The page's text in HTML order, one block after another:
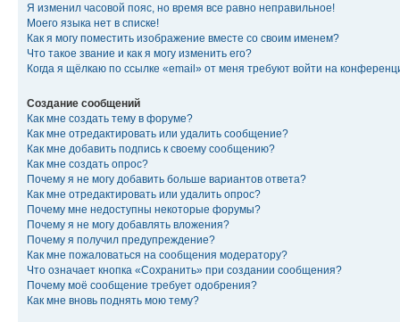
Я изменил часовой пояс, но время все равно неправильное!
Моего языка нет в списке!
Как я могу поместить изображение вместе со своим именем?
Что такое звание и как я могу изменить его?
Когда я щёлкаю по ссылке «email» от меня требуют войти на
Создание сообщений
Как мне создать тему в форуме?
Как мне отредактировать или удалить сообщение?
Как мне добавить подпись к своему сообщению?
Как мне создать опрос?
Почему я не могу добавить больше вариантов ответа?
Как мне отредактировать или удалить опрос?
Почему мне недоступны некоторые форумы?
Почему я не могу добавлять вложения?
Почему я получил предупреждение?
Как мне пожаловаться на сообщения модератору?
Что означает кнопка «Сохранить» при создании сообщения?
Почему моё сообщение требует одобрения?
Как мне вновь поднять мою тему?